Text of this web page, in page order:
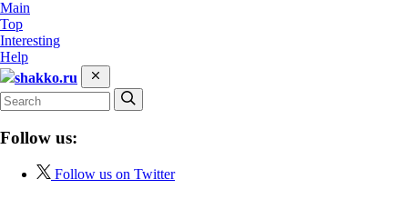
Main
Top
Interesting
Help
shakko.ru
Follow us:
Follow us on Twitter